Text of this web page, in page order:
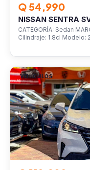
Q 54,990
NISSAN SENTRA
CATEGORÍA: Sedan
Cilindraje: 1.8cl Modelo:
VEHÍCULOS